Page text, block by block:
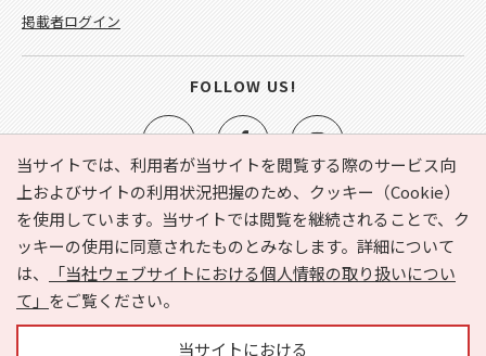
当サイトでは、利用者が当サイトを閲覧する際のサービス向
上およびサイトの利用状況把握のため、クッキー（Cookie）
を使用しています。当サイトでは閲覧を継続されることで、ク
ッキーの使用に同意されたものとみなします。詳細について
は、
「当社ウェブサイトにおける個人情報の取り扱いについ
て」 をご覧ください。
当サイトにおける
e-NAVITA（イーナビタ）とは？ お気に入り
ヘルプ
利用規約
個人情報の取り扱いについて
運営会社
サイトマップ
広告掲載に関するお問い合わせ
掲載者ログイン
FOLLOW US!